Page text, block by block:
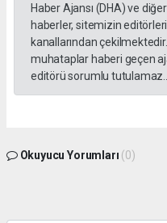
Haber Ajansı (DHA) ve
haberler, sitemizin
kanallarından
muhataplar haberi geçen
editörü sorumlu
Okuyucu Yorumları (0)